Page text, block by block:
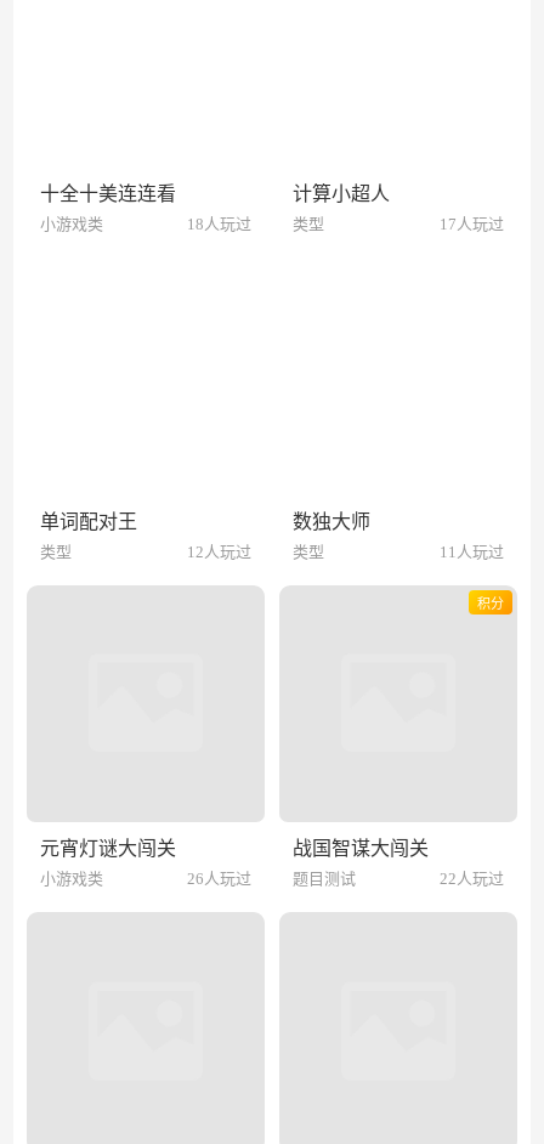
十全十美连连看
小游戏类 18人玩过
计算小超人
类型 17人玩过
单词配对王
类型 12人玩过
数独大师
类型 11人玩过
元宵灯谜大闯关
小游戏类 26人玩过
积分
战国智谋大闯关
题目测试 22人玩过